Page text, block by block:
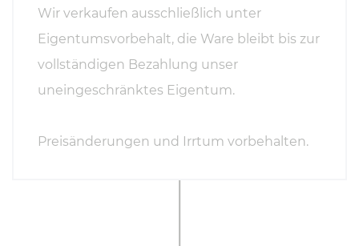
Wir verkaufen ausschließlich unter
Eigentumsvorbehalt, die Ware bleibt bis zur
vollständigen Bezahlung unser
uneingeschränktes Eigentum.
Preisänderungen und Irrtum vorbehalten.